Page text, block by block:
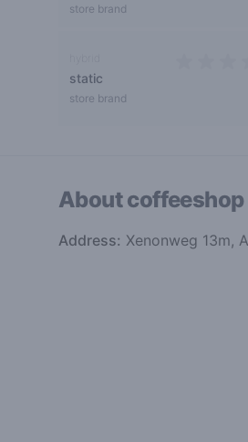
store brand
static
store brand
About coffeeshop
Address: Xenonweg 13m,